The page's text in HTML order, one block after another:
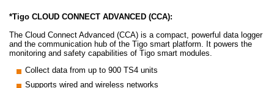
*Tigo CLOUD CONNECT ADVANCED (CCA):
The Cloud Connect Advanced (CCA) is a compact, powerful data logger
and the communication hub of the Tigo smart platform. It powers the
monitoring and safety capabilities of Tigo smart modules.
Collect data from up to 900 TS4 units
Supports wired and wireless networks